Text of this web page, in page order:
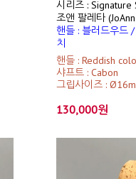
시리즈 : Signature
조앤 팔레타
핸들 : 블러드우드
치
핸들 : Reddish
샤프트 : Cabon
그립사이즈 :
130,000원